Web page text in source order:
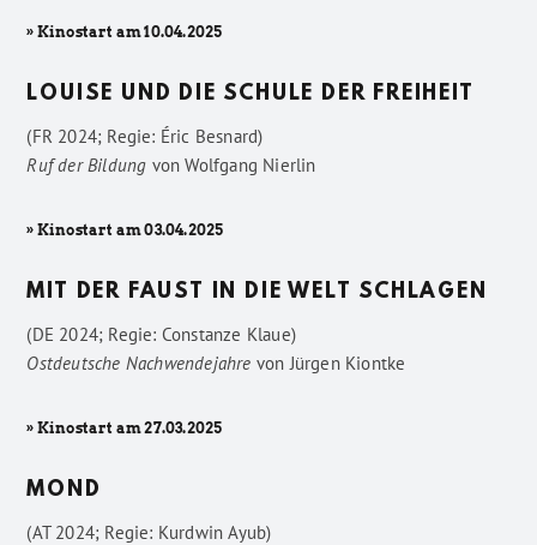
» Kinostart am 10.04.2025
LOUISE UND DIE SCHULE DER FREIHEIT
(FR 2024; Regie: Éric Besnard)
Ruf der Bildung vonWolfgang Nierlin
» Kinostart am 03.04.2025
MIT DER FAUST IN DIE WELT SCHLAGEN
(DE 2024; Regie: Constanze Klaue)
Ostdeutsche Nachwendejahre von Jürgen Kiontke
» Kinostart am 27.03.2025
MOND
(AT 2024; Regie: Kurdwin Ayub)